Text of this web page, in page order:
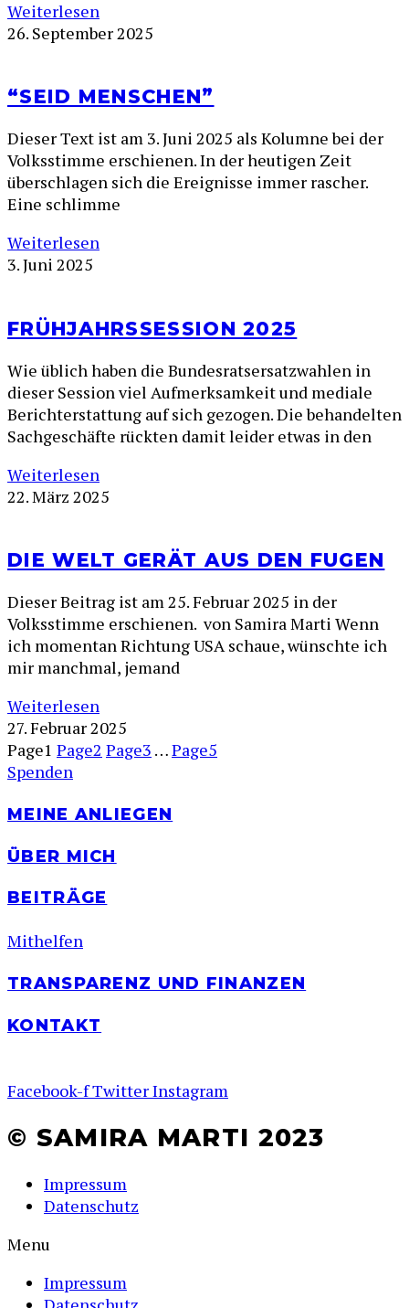
Weiterlesen
26. September 2025
“SEID MENSCHEN”
Dieser Text ist am 3. Juni 2025 als Kolumne bei der
Volksstimme erschienen. In der heutigen Zeit
überschlagen sich die Ereignisse immer rascher.
Eine schlimme
Weiterlesen
3. Juni 2025
FRÜHJAHRSSESSION 2025
Wie üblich haben die Bundesratsersatzwahlen in
dieser Session viel Aufmerksamkeit und mediale
Berichterstattung auf sich gezogen. Die behandelten
Sachgeschäfte rückten damit leider etwas in den
Weiterlesen
22. März 2025
DIE WELT GERÄT AUS DEN FUGEN
Dieser Beitrag ist am 25. Februar 2025 in der
Volksstimme erschienen. von Samira Marti Wenn
ich momentan Richtung USA schaue, wünschte ich
mir manchmal, jemand
Weiterlesen
27. Februar 2025
Page1 Page2 Page3 …Page5
Spenden
MEINE ANLIEGEN
ÜBER MICH
BEITRÄGE
Mithelfen
TRANSPARENZ UND FINANZEN
KONTAKT
Facebook-fTwitterInstagram
© SAMIRA MARTI 2023
Impressum
Datenschutz
Menu
Impressum